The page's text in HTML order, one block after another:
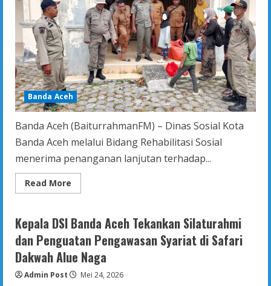
Banda Aceh
Banda Aceh (BaiturrahmanFM) – Dinas Sosial Kota
Banda Aceh melalui Bidang Rehabilitasi Sosial
menerima penanganan lanjutan terhadap...
Read More
more
Kota
Banda
Aceh
Lakukan
Pembinaan
Terhadap
Keluarga
Terlantar
Kepala DSI Banda Aceh Tekankan Silaturahmi
dan Penguatan Pengawasan Syariat di Safari
Dakwah Alue Naga
Admin Post Mei 24, 2026